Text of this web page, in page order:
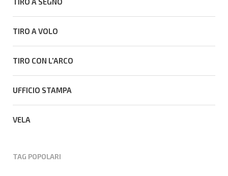
TIRO A VOLO
TIRO CON L'ARCO
UFFICIO STAMPA
VELA
TAG POPOLARI